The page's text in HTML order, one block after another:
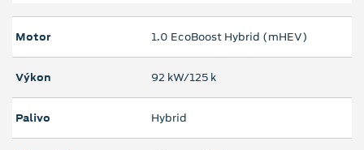
Motor 1.0 EcoBoost Hybrid (mHEV)
Výkon 92 kW/125 k
Palivo Hybrid